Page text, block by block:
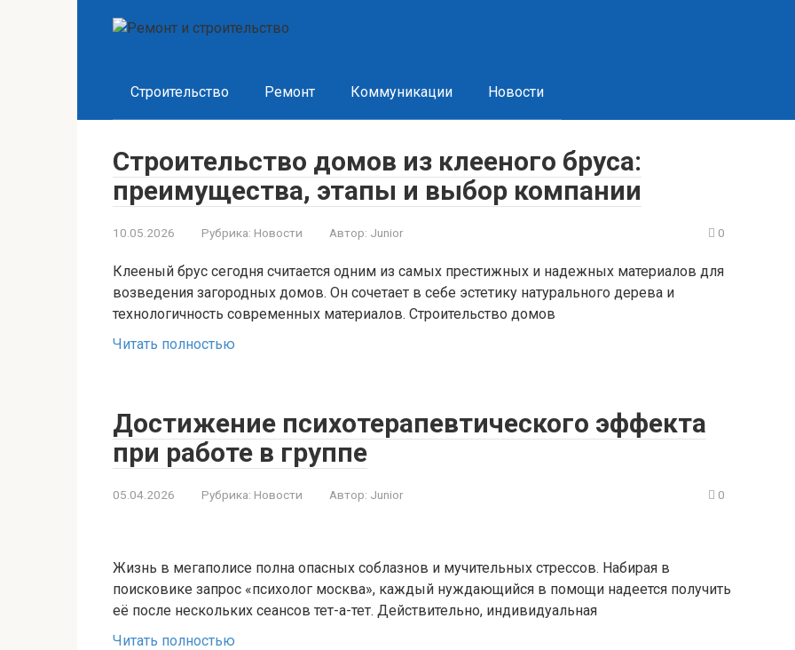
Строительство Ремонт Коммуникации Новости
Строительство домов из клееного бруса:
преимущества, этапы и выбор компании
10.05.2026 Рубрика: Новости Автор: Junior 0
Клееный брус сегодня считается одним из самых престижных и надежных материалов для
возведения загородных домов. Он сочетает в себе эстетику натурального дерева и
технологичность современных материалов. Строительство домов
Читать полностью
Достижение психотерапевтического эффекта
при работе в группе
05.04.2026 Рубрика: Новости Автор: Junior 0
Жизнь в мегаполисе полна опасных соблазнов и мучительных стрессов. Набирая в
поисковике запрос «психолог москва», каждый нуждающийся в помощи надеется получить
её после нескольких сеансов тет-а-тет. Действительно, индивидуальная
Читать полностью